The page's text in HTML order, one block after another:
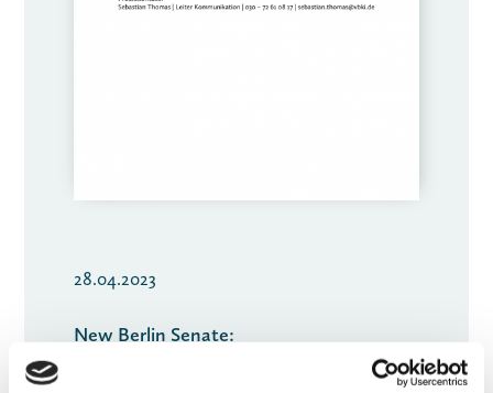
28.04.2023
New Berlin Senate: